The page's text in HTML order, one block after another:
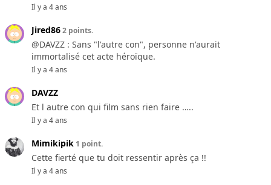
Il y a 4 ans
Jired862 points.
@DAVZZ : Sans "l'autre con", personne n'aurait
immortalisé cet acte héroïque.
Il y a 4 ans
DAVZZ
Et l autre con qui film sans rien faire …..
Il y a 4 ans
Mimikipik 1 point.
Cette fierté que tu doit ressentir après ça !!
Il y a 4 ans